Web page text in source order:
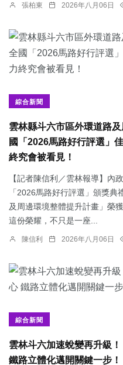
張柏東 2026年八月06日
綜合新聞
雲林縣斗六市區外環道路
國「2026馬路好行評選」
終究會被看見！
【記者陳信利／雲林報導】內
「2026馬路好行評選」頒獎
及周邊環境整體提升計畫」榮
這份榮耀，不只是一座...
陳信利 2026年八月06日
綜合新聞
雲林斗六加速蛻變再升級
鐵路立體化邁開關鍵一步！